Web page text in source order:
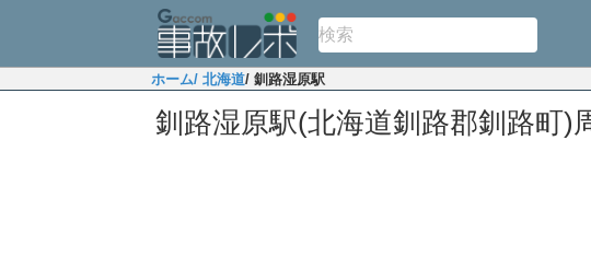
ホーム/ 北海道/ 釧路湿原駅
釧路湿原駅(北海道釧路郡釧路町)